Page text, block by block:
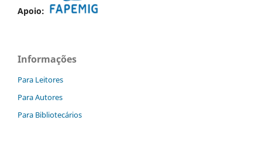
Apoio:
Informações
Para Leitores
Para Autores
Para Bibliotecários